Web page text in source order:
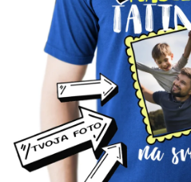
hviezdičiek.